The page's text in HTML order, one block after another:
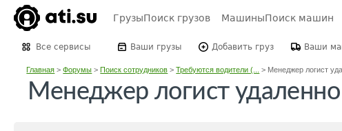
ГрузыПоиск грузов МашиныПоиск машин
Все сервисы Ваши грузы Добавить груз Ваши
Главная >Форумы >Поиск сотрудников >Требуются водители (... > Менеджер логист
Менеджер логист удаленно